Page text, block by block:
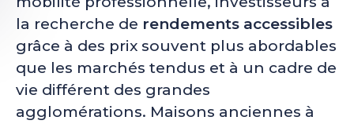
la recherche de rendements accessibles
grâce à des prix souvent plus abordables
que les marchés tendus et à un cadre de
vie différent des grandes
agglomérations. Maisons anciennes à